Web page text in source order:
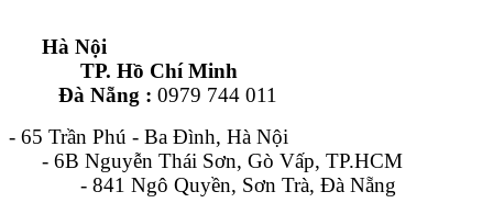
Hà Nội
TP. Hồ Chí Minh
Đà Nẵng : 0979 744 011
- 65 Trần Phú - Ba Đình, Hà Nội
- 6B Nguyễn Thái Sơn, Gò Vấp, TP.HCM
- 841 Ngô Quyền, Sơn Trà, Đà Nẵng